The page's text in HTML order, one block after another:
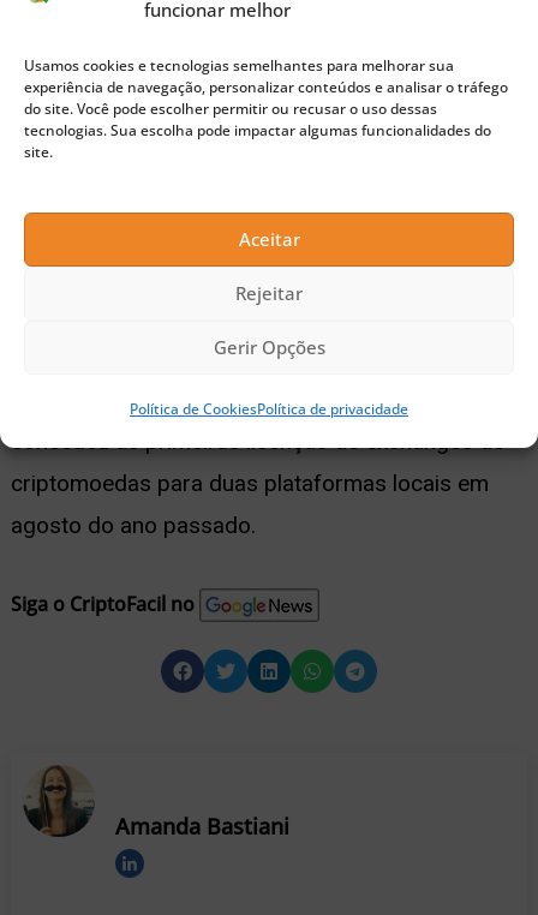
funcionar melhor
Usamos cookies e tecnologias semelhantes para melhorar sua
experiência de navegação, personalizar conteúdos e analisar o tráfego
do site. Você pode escolher permitir ou recusar o uso dessas
tecnologias. Sua escolha pode impactar algumas funcionalidades do
site.
Aceitar
Rejeitar
Gerir Opções
Política de CookiesPolítica de privacidade
especial também devem investir localmente pelo
menos US$1 milhão em dois anos, e ter um back
office nas Filipinas, segundo o relatório.
Publicidade
Conforme relatado anteriormente pelaCoinDesk, a
de bitcoin no início de 2017, mas receberam pouco
interesse desde então. O banco central do país
concedeu as primeiras licenças de exchanges de
criptomoedas para duas plataformas locais em
agosto do ano passado.
Siga o CriptoFacil no
Amanda Bastiani